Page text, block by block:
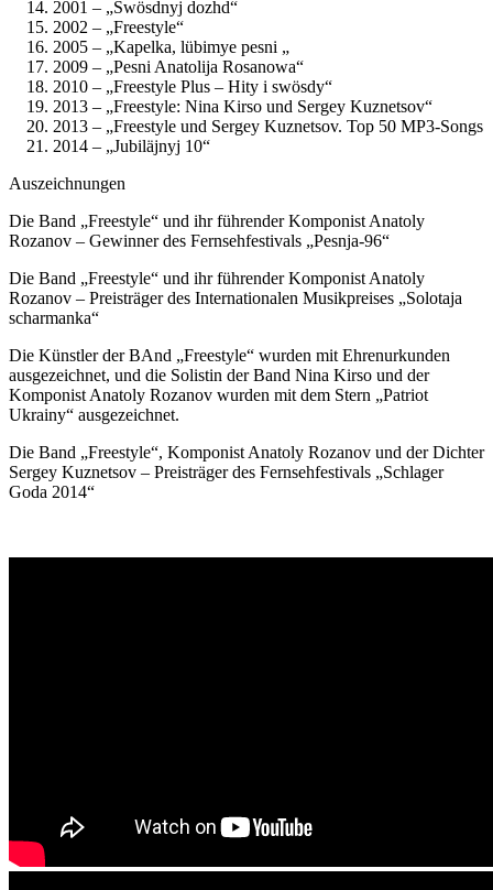
2001 – „Swösdnyj dozhd“
2002 – „Freestyle“
2005 – „Kapelka, lübimye pesni „
2009 – „Pesni Anatolija Rosanowa“
2010 – „Freestyle Plus – Hity i swösdy“
2013 – „Freestyle: Nina Kirso und Sergey Kuznetsov“
2013 – „Freestyle und Sergey Kuznetsov. Top 50 MP3-Songs
2014 – „Jubiläjnyj 10“
Auszeichnungen
Die Band „Freestyle“ und ihr führender Komponist Anatoly
Rozanov – Gewinner des Fernsehfestivals „Pesnja-96“
Die Band „Freestyle“ und ihr führender Komponist Anatoly
Rozanov – Preisträger des Internationalen Musikpreises „Solotaja
scharmanka“
Die Künstler der BAnd „Freestyle“ wurden mit Ehrenurkunden
ausgezeichnet, und die Solistin der Band Nina Kirso und der
Komponist Anatoly Rozanov wurden mit dem Stern „Patriot
Ukrainy“ ausgezeichnet.
Die Band „Freestyle“, Komponist Anatoly Rozanov und der Dichter
Sergey Kuznetsov – Preisträger des Fernsehfestivals „Schlager
Goda 2014“